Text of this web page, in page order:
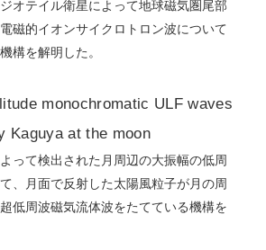
オテイル衛星によって地球磁気圏尾部
磁的イオンサイクロトロン波について
構を解明した。
monochromatic ULF waves
Kaguya at the moon
って検出された月周辺の大振幅の低周
、月面で反射した太陽風粒子が月の周
低周波磁気流体波をたてている機構を